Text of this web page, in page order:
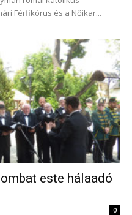
Férfikórus és a Nőikar...
este hálaadó
0